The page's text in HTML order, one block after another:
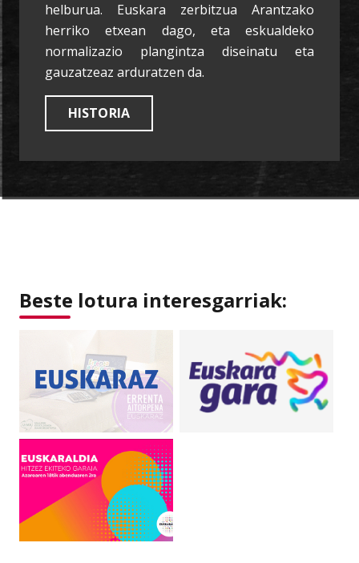
helburua. Euskara zerbitzua Arantzako
herriko etxean dago, eta eskualdeko
normalizazio plangintza diseinatu eta
gauzatzeaz arduratzen da.
HISTORIA
Beste lotura interesgarriak: